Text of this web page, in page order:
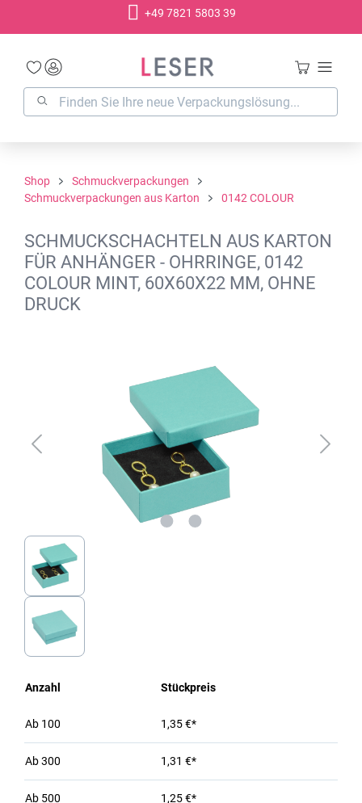
+49 7821 5803 39
Shop
Schmuckverpackungen
Schmuckverpackungen aus Karton
0142 COLOUR
SCHMUCKSCHACHTELN AUS KARTON
FÜR ANHÄNGER - OHRRINGE, 0142
COLOUR MINT, 60X60X22 MM, OHNE
DRUCK
Anzahl Stückpreis
Ab 100 1,35 €*
Ab300 1,31 €*
Ab 500 1,25 €*